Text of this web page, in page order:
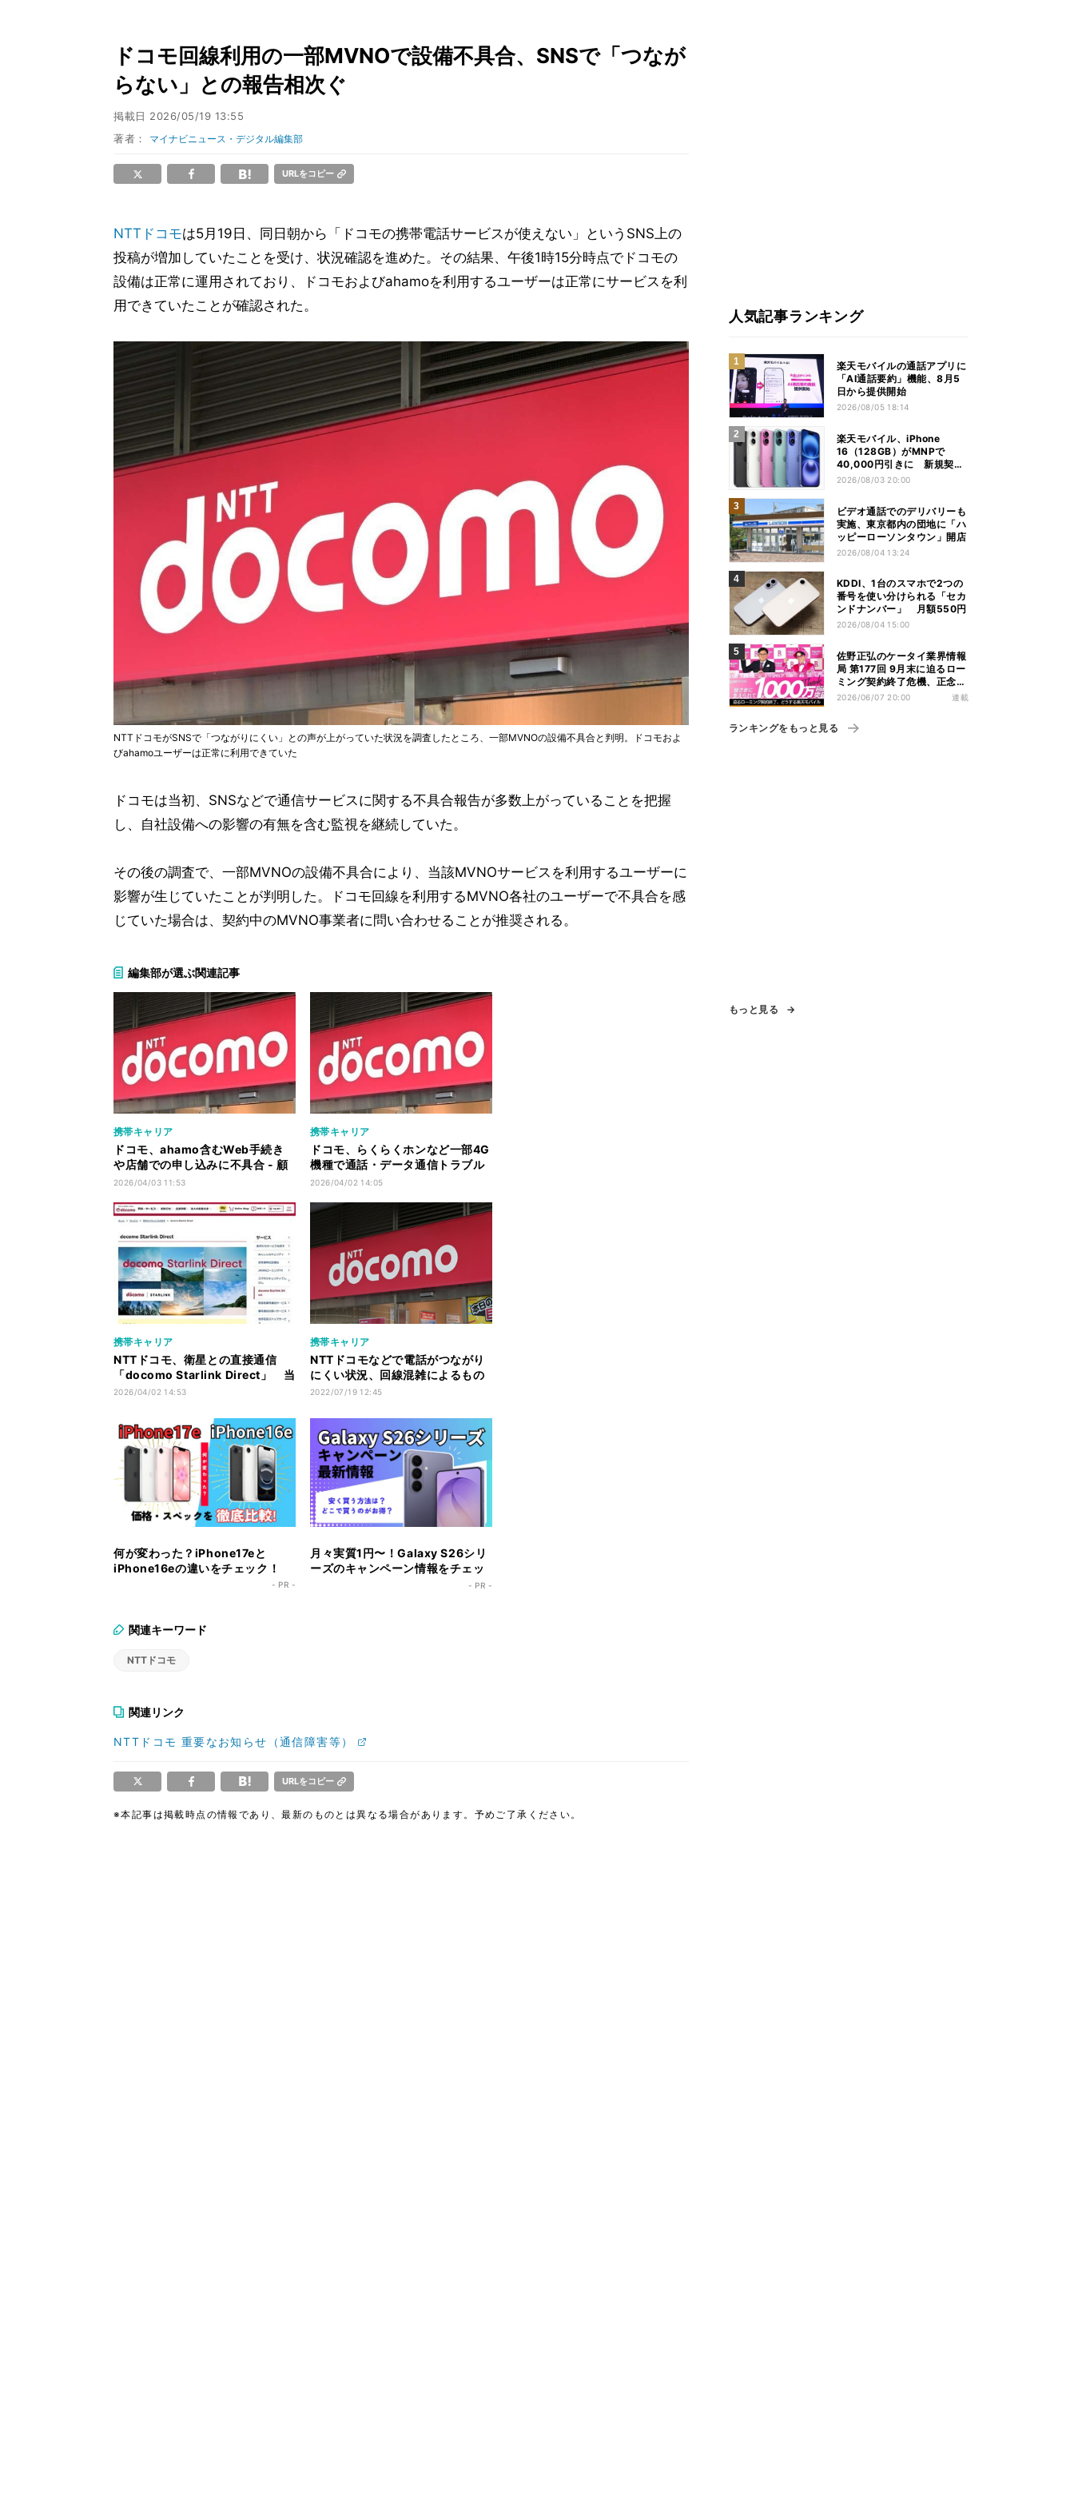
ドコモ回線利用の一部MVNOで設備不具合、SNSで「つなが
らない」との報告相次ぐ
掲載日 2026/05/19 13:55
著者： マイナビニュース・デジタル編集部
URLをコピー
NTTドコモは5月19日、同日朝から「ドコモの携帯電話サービスが使えない」というSNS上の
投稿が増加していたことを受け、状況確認を進めた。その結果、午後1時15分時点でドコモの
設備は正常に運用されており、ドコモおよびahamoを利用するユーザーは正常にサービスを利
用できていたことが確認された。
NTTドコモがSNSで「つながりにくい」との声が上がっていた状況を調査したところ、一部MVNOの設備不具合と判明。ドコモおよ
びahamoユーザーは正常に利用できていた
ドコモは当初、SNSなどで通信サービスに関する不具合報告が多数上がっていることを把握
し、自社設備への影響の有無を含む監視を継続していた。
その後の調査で、一部MVNOの設備不具合により、当該MVNOサービスを利用するユーザーに
影響が生じていたことが判明した。ドコモ回線を利用するMVNO各社のユーザーで不具合を感
じていた場合は、契約中のMVNO事業者に問い合わせることが推奨される。
編集部が選ぶ関連記事
携帯キャリア
ドコモ、ahamo含むWeb手続き
や店舗での申し込みに不具合 - 顧
客システムで障害
2026/04/03 11:53
携帯キャリア
ドコモ、らくらくホンなど一部4G
機種で通話・データ通信トラブル
- 3G停波に伴う不具合
2026/04/02 14:05
携帯キャリア
NTTドコモ、衛星との直接通信
「docomo Starlink Direct」 当
面無料、ahamoも対象
2026/04/02 14:53
携帯キャリア
NTTドコモなどで電話がつながり
にくい状況、回線混雑によるもの
か
2022/07/19 12:45
何が変わった？iPhone17eと
iPhone16eの違いをチェック！
- PR -
月々実質1円〜！Galaxy S26シリ
ーズのキャンペーン情報をチェッ
- PR -
関連キーワード
NTTドコモ
関連リンク
NTTドコモ 重要なお知らせ（通信障害等）
URLをコピー
※本記事は掲載時点の情報であり、最新のものとは異なる場合があります。予めご了承ください。
人気記事ランキング
楽天モバイルの通話アプリに
「AI通話要約」機能、8月5
日から提供開始
2026/08/05 18:14
楽天モバイル、iPhone
16（128GB）がMNPで
40,000円引きに 新規契約
でも40,000ポイントを還元
2026/08/03 20:00
ビデオ通話でのデリバリーも
実施、東京都内の団地に「ハ
ッピーローソンタウン」開店
2026/08/04 13:24
KDDI、1台のスマホで2つの
番号を使い分けられる「セカ
ンドナンバー」 月額550円
2026/08/04 15:00
佐野正弘のケータイ業界情報
局 第177回 9月末に迫るロー
ミング契約終了危機、正念場
を迎える楽天モバイルはどう
2026/06/07 20:00 連載
ランキングをもっと見る
もっと見る